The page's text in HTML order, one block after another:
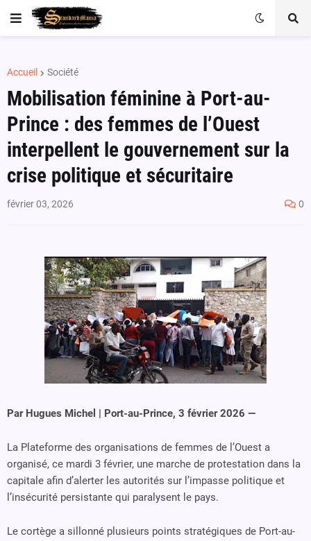
Accueil Société
Mobilisation féminine à Port-au-
Prince : des femmes de l’Ouest
interpellent le gouvernement sur la
crise politique et sécuritaire
février 03, 2026 0
Par Hugues Michel | Port-au-Prince, 3 février 2026 —
La Plateforme des organisations de femmes de l’Ouest a
organisé, ce mardi 3 février, une marche de protestation dans la
capitale afin d’alerter les autorités sur l’impasse politique et
l’insécurité persistante qui paralysent le pays.
Le cortège a sillonné plusieurs points stratégiques de Port-au-